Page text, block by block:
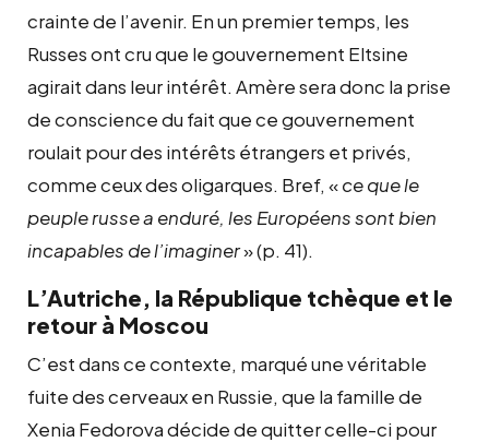
crainte de l’avenir. En un premier temps, les
Russes ont cru que le gouvernement Eltsine
agirait dans leur intérêt. Amère sera donc la prise
de conscience du fait que ce gouvernement
roulait pour des intérêts étrangers et privés,
comme ceux des oligarques. Bref, «ce que le
peuple russe a enduré, les Européens sont bien
incapables de l’imaginer» (p. 41).
L’Autriche, la République tchèque et le
retour à Moscou
C’est dans ce contexte, marqué une véritable
fuite des cerveaux en Russie, que la famille de
Xenia Fedorova décide de quitter celle-ci pour